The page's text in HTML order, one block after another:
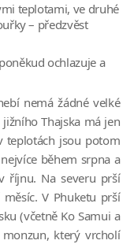
teplotami, ve druhé
– předzvěst
ochlazuje a
nemá žádné velké
Thajska má jen
teplotách jsou potom
během srpna a
říjnu. Na severu prší
V Phuketu prší
(včetně Ko Samui a
který vrcholí